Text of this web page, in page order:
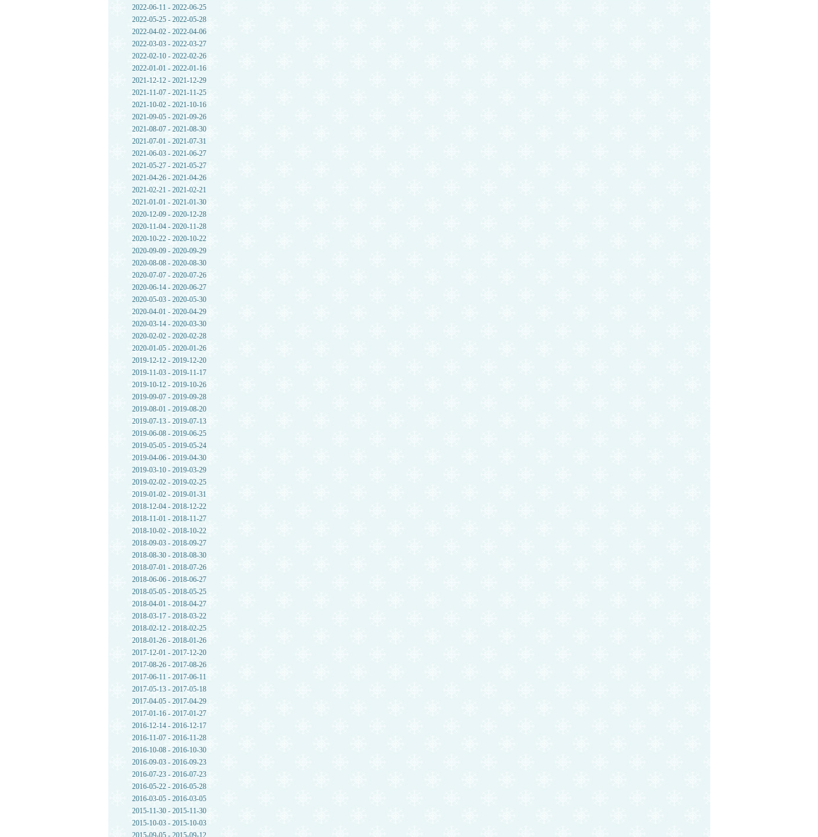
2022-06-11 - 2022-06-25
2022-05-25 - 2022-05-28
2022-04-02 - 2022-04-06
2022-03-03 - 2022-03-27
2022-02-10 - 2022-02-26
2022-01-01 - 2022-01-16
2021-12-12 - 2021-12-29
2021-11-07 - 2021-11-25
2021-10-02 - 2021-10-16
2021-09-05 - 2021-09-26
2021-08-07 - 2021-08-30
2021-07-01 - 2021-07-31
2021-06-03 - 2021-06-27
2021-05-27 - 2021-05-27
2021-04-26 - 2021-04-26
2021-02-21 - 2021-02-21
2021-01-01 - 2021-01-30
2020-12-09 - 2020-12-28
2020-11-04 - 2020-11-28
2020-10-22 - 2020-10-22
2020-09-09 - 2020-09-29
2020-08-08 - 2020-08-30
2020-07-07 - 2020-07-26
2020-06-14 - 2020-06-27
2020-05-03 - 2020-05-30
2020-04-01 - 2020-04-29
2020-03-14 - 2020-03-30
2020-02-02 - 2020-02-28
2020-01-05 - 2020-01-26
2019-12-12 - 2019-12-20
2019-11-03 - 2019-11-17
2019-10-12 - 2019-10-26
2019-09-07 - 2019-09-28
2019-08-01 - 2019-08-20
2019-07-13 - 2019-07-13
2019-06-08 - 2019-06-25
2019-05-05 - 2019-05-24
2019-04-06 - 2019-04-30
2019-03-10 - 2019-03-29
2019-02-02 - 2019-02-25
2019-01-02 - 2019-01-31
2018-12-04 - 2018-12-22
2018-11-01 - 2018-11-27
2018-10-02 - 2018-10-22
2018-09-03 - 2018-09-27
2018-08-30 - 2018-08-30
2018-07-01 - 2018-07-26
2018-06-06 - 2018-06-27
2018-05-05 - 2018-05-25
2018-04-01 - 2018-04-27
2018-03-17 - 2018-03-22
2018-02-12 - 2018-02-25
2018-01-26 - 2018-01-26
2017-12-01 - 2017-12-20
2017-08-26 - 2017-08-26
2017-06-11 - 2017-06-11
2017-05-13 - 2017-05-18
2017-04-05 - 2017-04-29
2017-01-16 - 2017-01-27
2016-12-14 - 2016-12-17
2016-11-07 - 2016-11-28
2016-10-08 - 2016-10-30
2016-09-03 - 2016-09-23
2016-07-23 - 2016-07-23
2016-05-22 - 2016-05-28
2016-03-05 - 2016-03-05
2015-11-30 - 2015-11-30
2015-10-03 - 2015-10-03
2015-09-05 - 2015-09-12